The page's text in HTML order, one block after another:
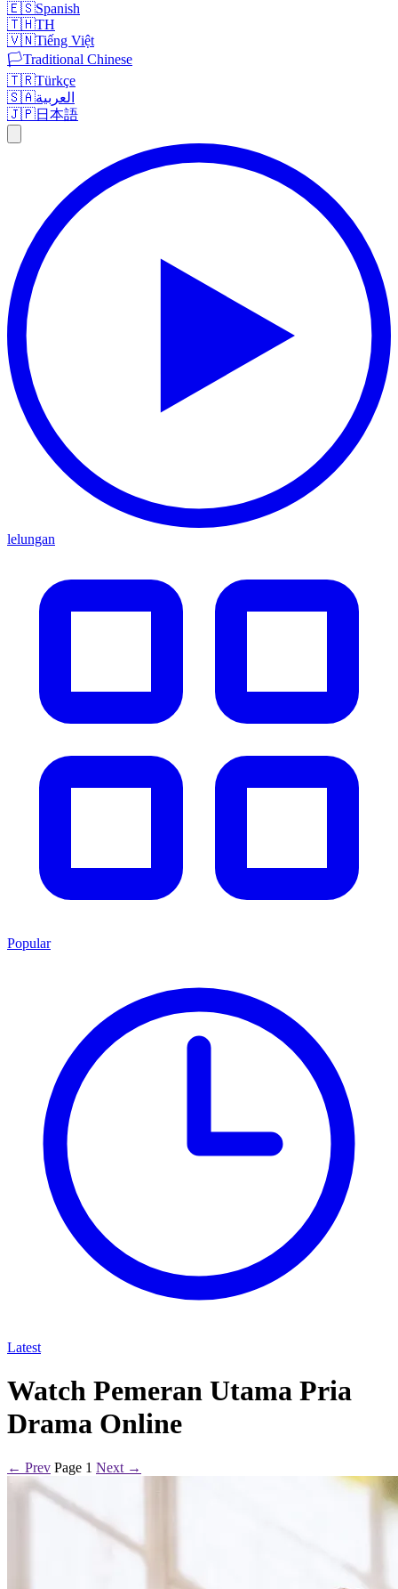
🇪🇸Spanish
🇹🇭TH
🇻🇳Tiếng Việt
🏳️Traditional Chinese
🇹🇷Türkçe
🇸🇦العربية
🇯🇵日本語
lelungan
Popular
Latest
Watch Pemeran Utama Pria
Drama Online
← Prev Page 1 Next →